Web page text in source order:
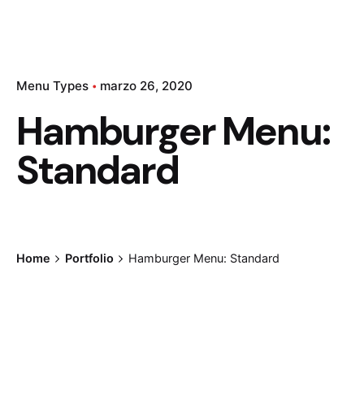
Menu Types marzo 26, 2020
Hamburger Menu:
Standard
Home Portfolio Hamburger Menu: Standard